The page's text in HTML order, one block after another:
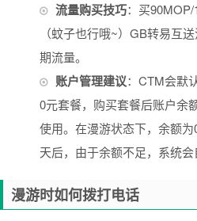
流量购买技巧：买
（蚊子也行哦~）GB转易互
期流量。
账户管理建议：CTM会默
0元套餐，购买套餐后账户余
使用。在漫游状态下，余额
天后，由于余额不足，系统会
漫游时如何拨打电话